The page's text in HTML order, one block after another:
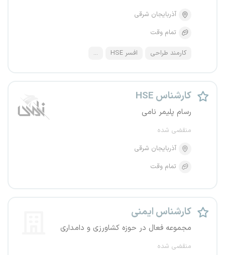
آذربایجان شرقی
تمام وقت
کارمند طراحی افسر HSE ...
کارشناس HSE
رسام پلیمر نامی
منقضی شده
آذربایجان شرقی
تمام وقت
کارشناس ایمنی
مجموعه فعال در حوزه کشاورزی و دامداری
منقضی شده